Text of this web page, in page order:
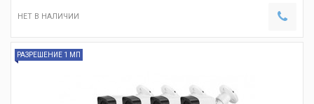
НЕТ В НАЛИЧИИ
РАЗРЕШЕНИЕ 1 МП